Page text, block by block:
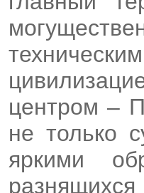
центром –
не только
яркими